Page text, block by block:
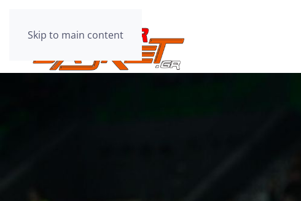
Skip to main content